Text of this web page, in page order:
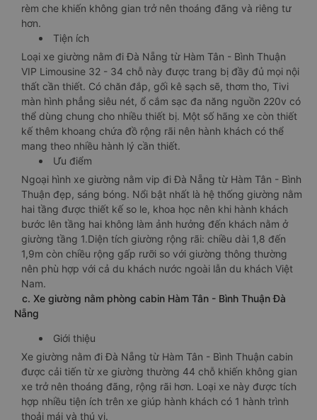
rèm che khiến không gian trở nên thoáng đãng và riêng tư
hơn.
Tiện ích
Loại xe giường nằm đi Đà Nẵng từ Hàm Tân - Bình Thuận
VIP Limousine 32 - 34 chỗ này được trang bị đầy đủ mọi nội
thất cần thiết. Có chăn đắp, gối kê sạch sẽ, thơm tho, Tivi
màn hình phẳng siêu nét, ổ cắm sạc đa năng nguồn 220v có
thể dùng chung cho nhiều thiết bị. Một số hãng xe còn thiết
kế thêm khoang chứa đồ rộng rãi nên hành khách có thể
mang theo nhiều hành lý cần thiết.
Ưu điểm
Ngoại hình xe giường nằm vip đi Đà Nẵng từ Hàm Tân - Bình
Thuận đẹp, sáng bóng. Nổi bật nhất là hệ thống giường nằm
hai tầng được thiết kế so le, khoa học nên khi hành khách
bước lên tầng hai không làm ảnh hưởng đến khách nằm ở
giường tầng 1.Diện tích giường rộng rãi: chiều dài 1,8 đến
1,9m còn chiều rộng gấp rưỡi so với giường thông thường
nên phù hợp với cả du khách nước ngoài lẫn du khách Việt
Nam.
c. Xe giường nằm phòng cabin Hàm Tân - Bình Thuận Đà
Nẵng
Giới thiệu
Xe giường nằm đi Đà Nẵng từ Hàm Tân - Bình Thuận cabin
được cải tiến từ xe giường thường 44 chỗ khiến không gian
xe trở nên thoáng đãng, rộng rãi hơn. Loại xe này được tích
hợp nhiều tiện ích trên xe giúp hành khách có 1 hành trình
thoải mái và thú vị.